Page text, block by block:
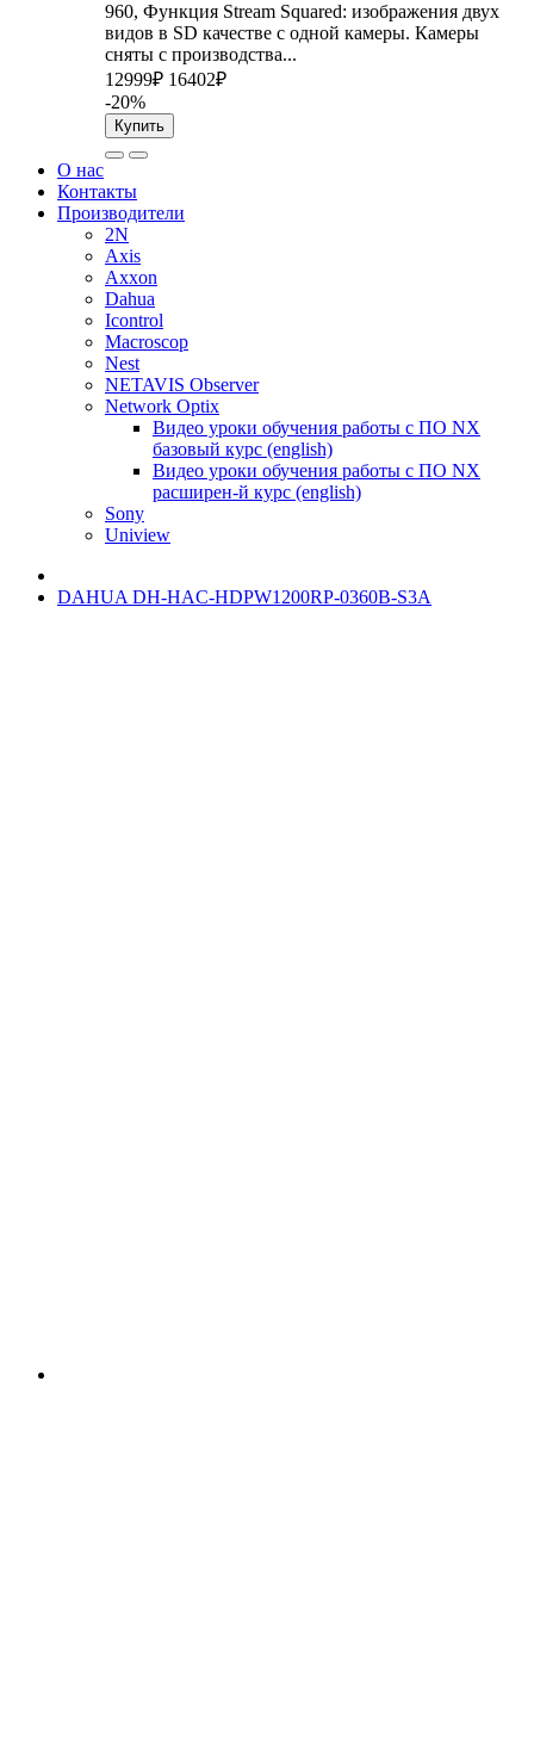
960, Функция Stream Squared: изображения двух
видов в SD качестве с одной камеры. Камеры
сняты с производства...
12999₽ 16402₽
-20%
Купить
О нас
Контакты
Производители
2N
Axis
Axxon
Dahua
Icontrol
Macroscop
Nest
NETAVIS Observer
Network Optix
Видео уроки обучения работы с ПО NX
базовый курс (english)
Видео уроки обучения работы с ПО NX
расширен-й курс (english)
Sony
Uniview
DAHUA DH-HAC-HDPW1200RP-0360B-S3A